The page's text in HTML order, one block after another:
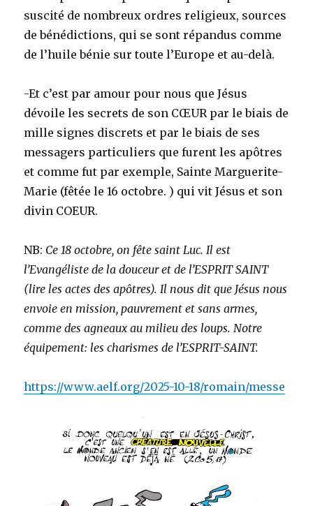
suscité de nombreux ordres religieux, sources
de bénédictions, qui se sont répandus comme
de l’huile bénie sur toute l’Europe et au-delà.
-Et c’est par amour pour nous que Jésus
dévoile les secrets de son CŒUR par le biais de
mille signes discrets et par le biais de ses
messagers particuliers que furent les apôtres
et comme fut par exemple, Sainte Marguerite-
Marie (fêtée le 16 octobre. ) qui vit Jésus et son
divin COEUR.
NB: Ce 18 octobre, on fête saint Luc. Il est
l’Evangéliste de la douceur et de l’ESPRIT SAINT
(lire les actes des apôtres). Il nous dit que Jésus nous
envoie en mission, pauvrement et sans armes,
comme des agneaux au milieu des loups. Notre
équipement: les charismes de l’ESPRIT-SAINT.
https://www.aelf.org/2025-10-18/romain/messe